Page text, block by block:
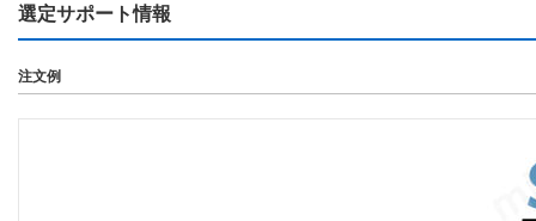
選定サポート情報
注文例